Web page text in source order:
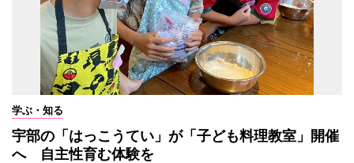
学ぶ・知る
宇部の「はっこうてい」が「子ども料理教室」開催
へ 自主性育む体験を